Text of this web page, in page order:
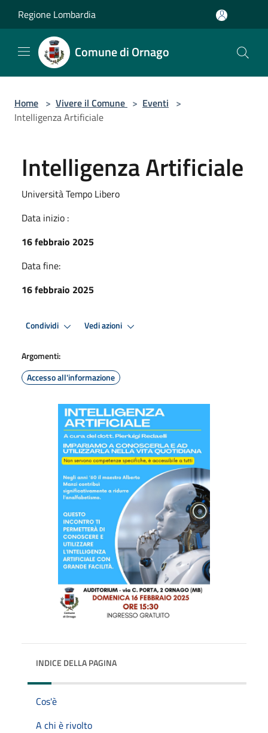
Regione Lombardia
Comune di Ornago
Home > Vivere il Comune > Eventi >
Intelligenza Artificiale
Intelligenza Artificiale
Università Tempo Libero
Data inizio :
16 febbraio 2025
Data fine:
16 febbraio 2025
Condividi Vedi azioni
Argomenti:
Accesso all'informazione
INDICE DELLA PAGINA
Cos'è
A chi è rivolto